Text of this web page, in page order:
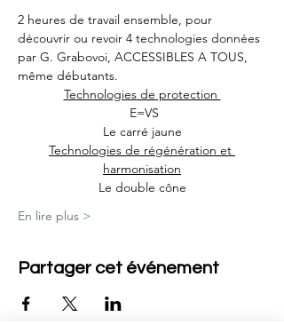
2 heures de travail ensemble, pour
découvrir ou revoir 4 technologies données
par G. Grabovoi, ACCESSIBLES A TOUS,
même débutants.
Technologies de protection
E=VS
Le carré jaune
Technologies de régénération et
harmonisation
Le double cône
En lire plus >
Partager cet événement